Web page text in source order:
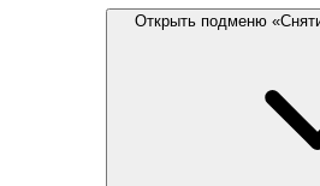
Открыть подменю